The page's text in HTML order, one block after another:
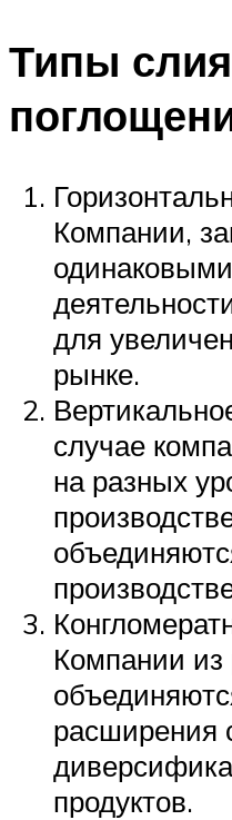
Типы
Компании,
для
рынке.
случае
на разных
Компании из
расширения
продуктов.